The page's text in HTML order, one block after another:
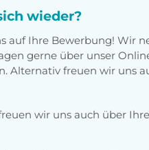
wieder?
auf Ihre Bewerbung! Wir
gerne über unser
Alternativ freuen wir uns
wir uns auch über